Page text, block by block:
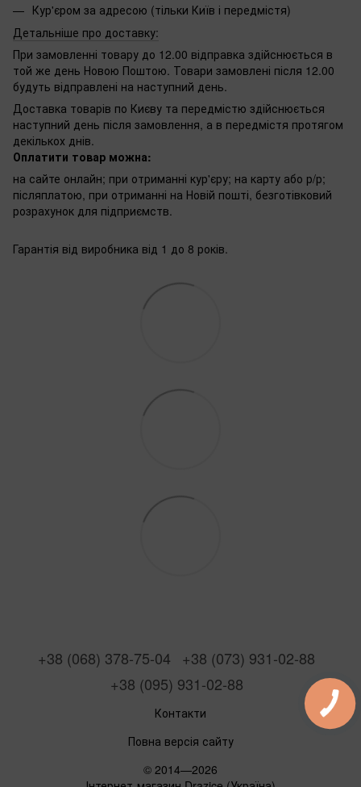
Кур'єром за адресою (тільки Київ і передмістя)
Детальніше про доставку:
При замовленні товару до 12.00 відправка здійснюється в
той же день Новою Поштою. Товари замовлені після 12.00
будуть відправлені на наступний день.
Доставка товарів по Києву та передмістю здійснюється
наступний день після замовлення, а в передмістя протягом
декількох днів.
Оплатити товар можна:
на сайте онлайн; при отриманні кур'єру; на карту або р/р;
післяплатою, при отриманні на Новій пошті, безготівковий
розрахунок для підприємств.
Гарантія від виробника від 1 до 8 років.
+38 (068) 378-75-04
+38 (073) 931-02-88
+38 (095) 931-02-88
Контакти
Повна версія сайту
© 2014—2026